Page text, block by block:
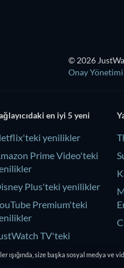
© 2026
Onay Yönetimi
en iyi 5 yeni
yenilikler
Prime Video'teki
Plus'teki yenilikler
Premium'teki
TV'teki
ışığında, size başka sosyal medya ve